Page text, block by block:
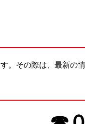
。その際は、最新の